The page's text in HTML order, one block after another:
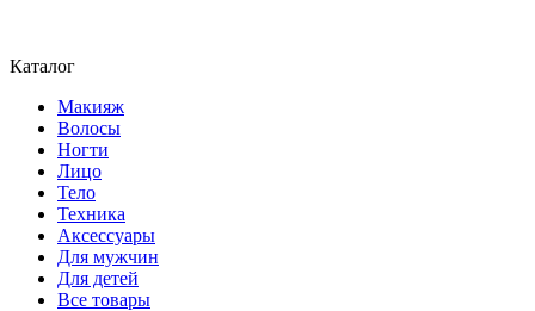
Каталог
Макияж
Волосы
Ногти
Лицо
Тело
Техника
Аксессуары
Для мужчин
Для детей
Все товары